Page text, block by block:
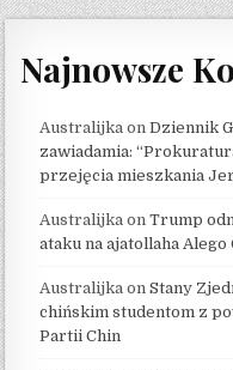
Najnowsze
Australijka onDziennik
zawiadamia:
przejęcia mieszkania
Australijka onTrump
ataku na ajatollaha Alego
Australijka onStany
chińskim studentom z
Partii Chin